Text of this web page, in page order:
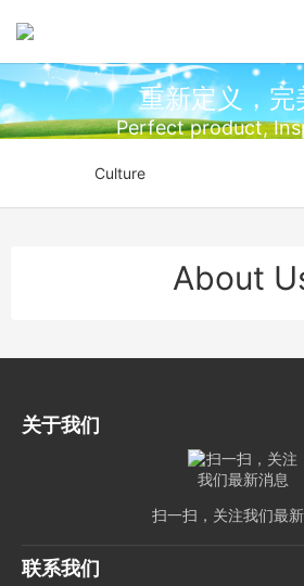
重新定义，完
Perfect product,
Culture
About
关于我们
扫一扫，关注我们最
联系我们